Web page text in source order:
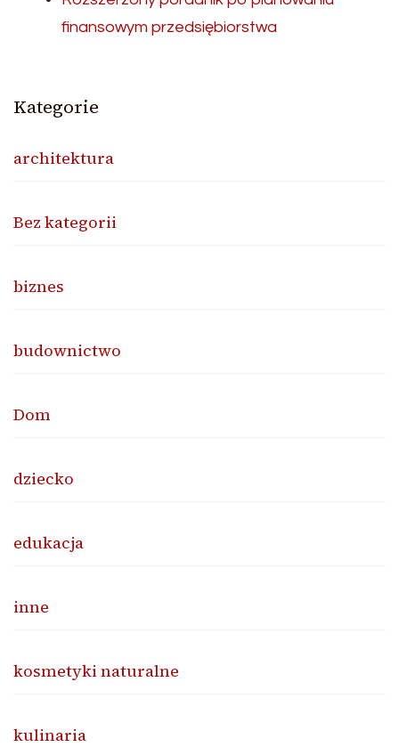
finansowym przedsiębiorstwa
Kategorie
architektura
Bez kategorii
biznes
budownictwo
Dom
dziecko
edukacja
inne
kosmetyki naturalne
kulinaria